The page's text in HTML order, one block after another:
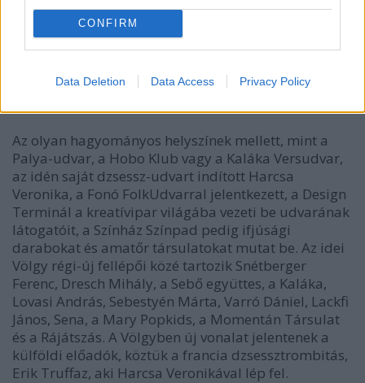
CONFIRM
Data Deletion Data Access Privacy Policy
Fotó: Szigetváry Zsolt, MTI
Az olyan hagyományos helyszínek mellett, mint a
Palya-udvar, a Hobo Klub vagy a Kaláka Versudvar,
az idén saját dzsessz-udvart indított Harcsa
Veronika, a Fonó FolkUdvarral jelentkezett, a Design
Terminál a kreatívipar világába vezeti be udvarának
látogatóit, a Színház Színpad pedig ifjúsági
darabokat és amatőr társulatokat mutat be. Az idei
Völgy régi-új fellépői közé tartozik Snétberger
Ferenc, Dresch Mihály, a Sebő együttes, a Kaláka,
Lovasi András, Sebestyén Márta, Varró Dániel, Lackfi
János, Sena, a Mary Popkids, a Momentán Társulat
és a Rájátszás. A Völgyben új vonalat jelentenek a
külföldi előadók, köztük a francia dzsessztrombitás,
Erik Truffaz, aki Harcsa Veronikával lép fel.